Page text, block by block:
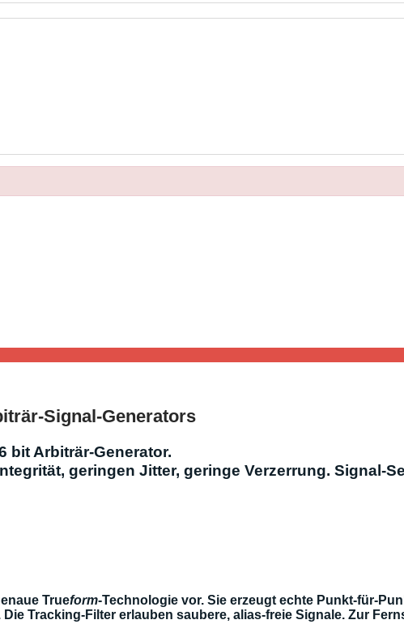
Signal-Generators
bit Arbiträr-Generator.
geringen Jitter, geringe Verzerrung. Signal-
Trueform-Technologie vor. Sie erzeugt echte Punkt-für-
Tracking-Filter erlauben saubere, alias-freie Signale. Zur